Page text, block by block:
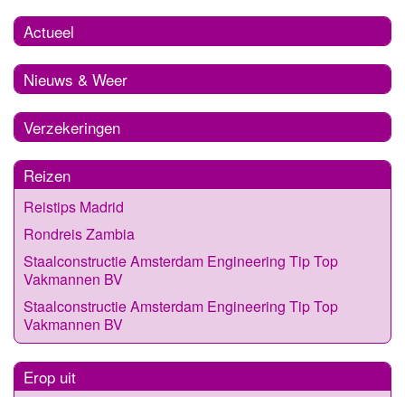
Actueel
Nieuws & Weer
Verzekeringen
Reizen
Reistips Madrid
Rondreis Zambia
Staalconstructie Amsterdam Engineering Tip Top
Vakmannen BV
Staalconstructie Amsterdam Engineering Tip Top
Vakmannen BV
Erop uit